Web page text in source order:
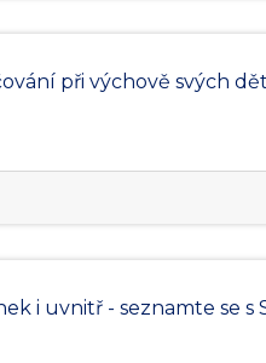
při výchově svých
i uvnitř - seznamte se s